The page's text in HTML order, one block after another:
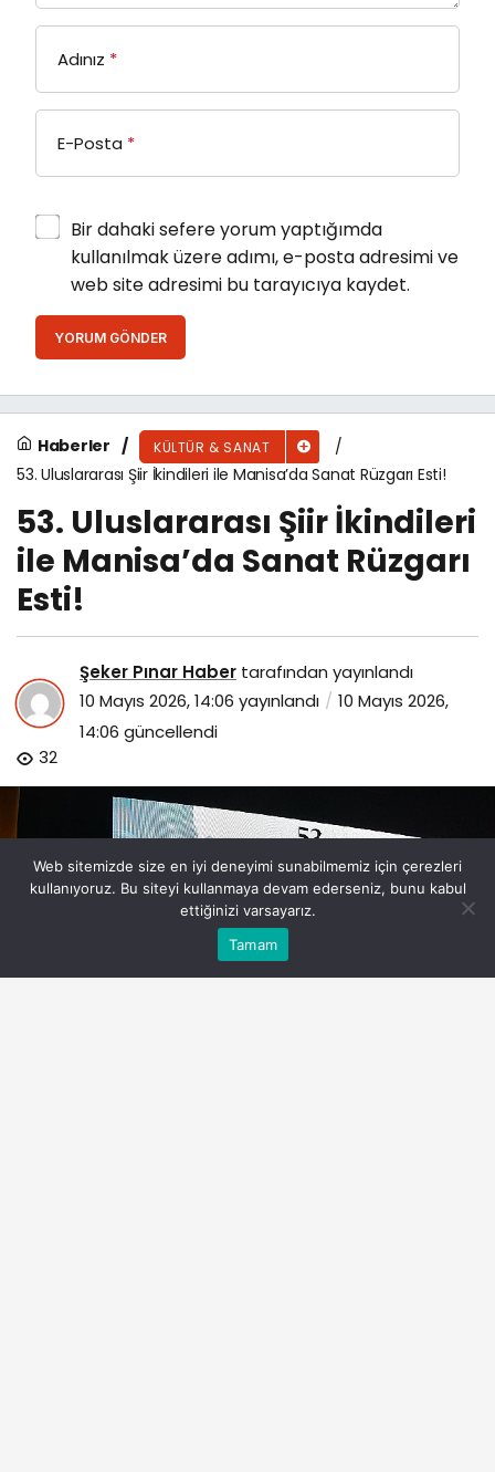
Adınız *
E-Posta *
Bir dahaki sefere yorum yaptığımda
kullanılmak üzere adımı, e-posta adresimi ve
web site adresimi bu tarayıcıya kaydet.
YORUM GÖNDER
Haberler KÜLTÜR & SANAT
53. Uluslararası Şiir İkindileri ile Manisa’da Sanat Rüzgarı Esti!
53. Uluslararası Şiir İkindileri
ile Manisa’da Sanat Rüzgarı
Esti!
Şeker Pınar Haber tarafından yayınlandı
10 Mayıs 2026, 14:06 yayınlandı
10 Mayıs 2026,
14:06 güncellendi
32
Bu web sitesinde en iyi deneyimi yaşamanızı sağlamak
için çerezler kullanılmaktadır.
Eczaneler
Web sitemizde size en iyi deneyimi sunabilmemiz için çerezleri
kullanıyoruz. Bu siteyi kullanmaya devam ederseniz, bunu kabul
ettiğinizi varsayarız.
Tamam